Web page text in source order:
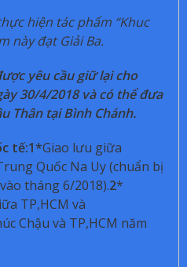
hiện tác phẩm “Khuc
này đạt Giải Ba.
yêu cầu giữ lại cho
30/4/2018 và có thể đưa
Thân tại Bình Chánh.
tế:1*Giao lưu giữa
Quốc Na Uy (chuẩn bị
tháng 6/2018).2*
TP,HCM và
Chậu và TP,HCM năm